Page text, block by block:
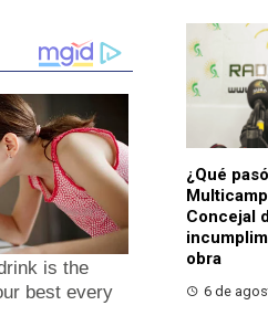
¿Qué
Concejal
obra
6 de